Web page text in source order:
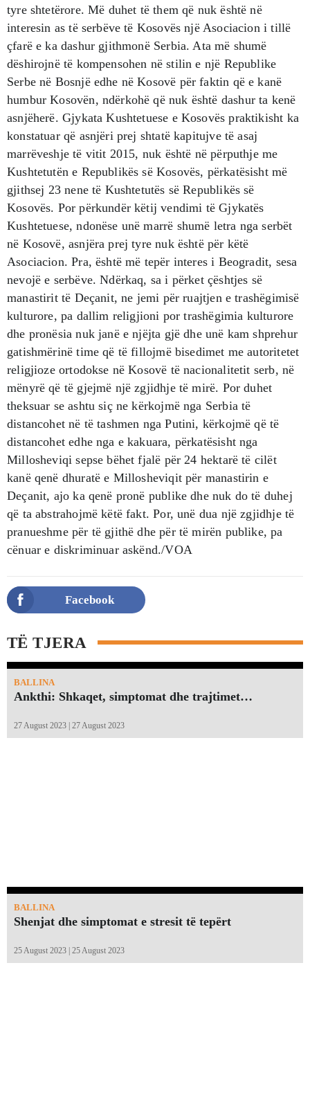
tyre shtetërore. Më duhet të them që nuk është në
interesin as të serbëve të Kosovës një Asociacion i tillë
çfarë e ka dashur gjithmonë Serbia. Ata më shumë
dëshirojnë të kompensohen në stilin e një Republike
Serbe në Bosnjë edhe në Kosovë për faktin që e kanë
humbur Kosovën, ndërkohë që nuk është dashur ta kenë
asnjëherë. Gjykata Kushtetuese e Kosovës praktikisht ka
konstatuar që asnjëri prej shtatë kapitujve të asaj
marrëveshje të vitit 2015, nuk është në përputhje me
Kushtetutën e Republikës së Kosovës, përkatësisht më
gjithsej 23 nene të Kushtetutës së Republikës së
Kosovës. Por përkundër këtij vendimi të Gjykatës
Kushtetuese, ndonëse unë marrë shumë letra nga serbët
në Kosovë, asnjëra prej tyre nuk është për këtë
Asociacion. Pra, është më tepër interes i Beogradit, sesa
nevojë e serbëve. Ndërkaq, sa i përket çështjes së
manastirit të Deçanit, ne jemi për ruajtjen e trashëgimisë
kulturore, pa dallim religjioni por trashëgimia kulturore
dhe pronësia nuk janë e njëjta gjë dhe unë kam shprehur
gatishmërinë time që të fillojmë bisedimet me autoritetet
religjioze ortodokse në Kosovë të nacionalitetit serb, në
mënyrë që të gjejmë një zgjidhje të mirë. Por duhet
theksuar se ashtu siç ne kërkojmë nga Serbia të
distancohet në të tashmen nga Putini, kërkojmë që të
distancohet edhe nga e kakuara, përkatësisht nga
Millosheviqi sepse bëhet fjalë për 24 hektarë të cilët
kanë qenë dhuratë e Millosheviqit për manastirin e
Deçanit, ajo ka qenë pronë publike dhe nuk do të duhej
që ta abstrahojmë këtë fakt. Por, unë dua një zgjidhje të
pranueshme për të gjithë dhe për të mirën publike, pa
cënuar e diskriminuar askënd./VOA
Facebook
TË TJERA
BALLINA
Ankthi: Shkaqet, simptomat dhe trajtimet…
27 August 2023 | 27 August 2023
BALLINA
Shenjat dhe simptomat e stresit të tepërt
25 August 2023 | 25 August 2023